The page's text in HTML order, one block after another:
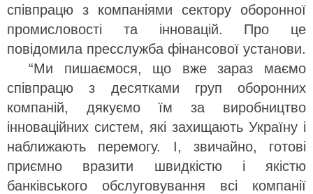
співпрацю з компаніями сектору оборонної
промисловості та інновацій. Про це
повідомила пресслужба фінансової установи.
“Ми пишаємося, що вже зараз маємо
співпрацю з десятками груп оборонних
компаній, дякуємо їм за виробництво
інноваційних систем, які захищають Україну і
наближають перемогу. І, звичайно, готові
приємно вразити швидкістю і якістю
банківського обслуговування всі компанії